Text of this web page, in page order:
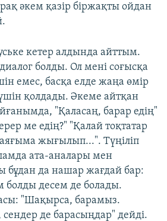
әкем қазір біржақты ойдан
кетер алдында айттым.
болды. Ол мені соғысқа
емес, басқа елде жаңа өмір
қолдады. Әкеме айтқан
"Қаласаң, барар едің"
ме едің?" "Қалай тоқтатар
жығылып...". Түңіліп
ата-аналары мен
бұдан да нашар жағдай бар:
болды десем де болады.
"Шақырса, барамыз.
де барасыңдар" дейді.